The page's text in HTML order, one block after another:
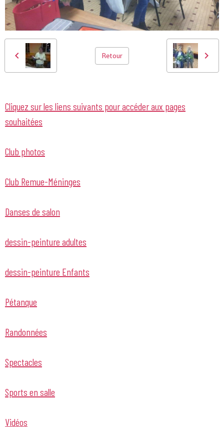
Retour
Cliquez sur les liens suivants pour accéder aux pages
souhaitées
Club photos
Club Remue-Méninges
Danses de salon
dessin-peinture adultes
dessin-peinture Enfants
Pétanque
Randonnées
Spectacles
Sports en salle
Vidéos